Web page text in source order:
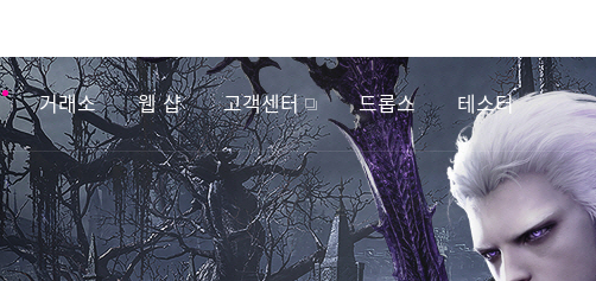
거래소 웹 샵 고객센터 드롭스 테스터